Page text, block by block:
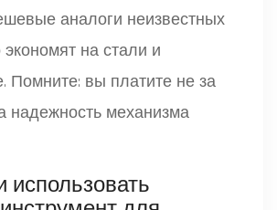
аналоги неизвестных
экономят на стали и
Помните: вы платите не за
надежность механизма